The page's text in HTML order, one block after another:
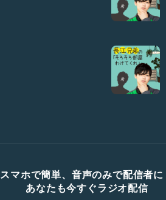
スマホで簡単、音声のみで配信者に
あなたも今すぐラジオ配信